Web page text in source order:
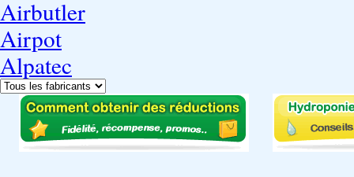
Airbutler
Airpot
Alpatec